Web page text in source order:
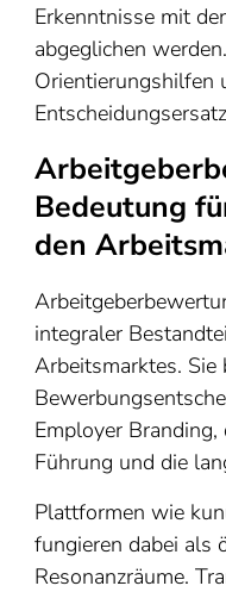
Erkenntnisse mit
abgeglichen
Orientierungshilfen
Bedeutung
den
integraler
Arbeitsmarktes.
Employer
Führung und die
Plattformen wie
fungieren dabei als
Resonanzräume.